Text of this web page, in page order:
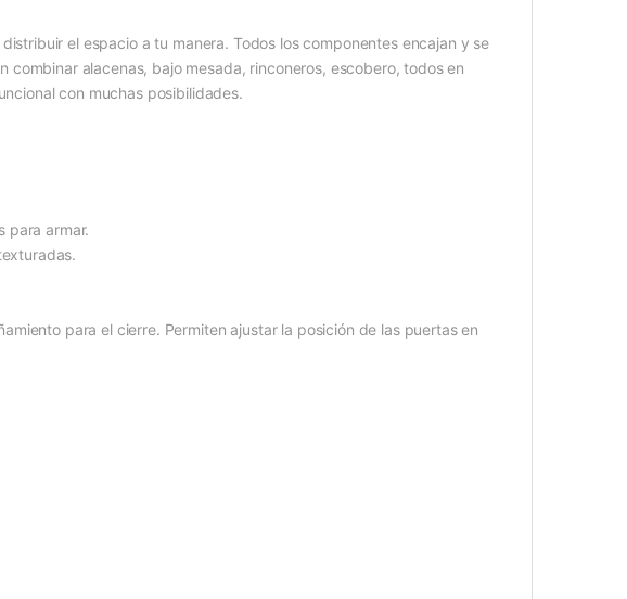
el espacio a tu manera. Todos los componentes encajan y se
alacenas, bajo mesada, rinconeros, escobero, todos en
con muchas posibilidades.
para armar.
para el cierre. Permiten ajustar la posición de las puertas en